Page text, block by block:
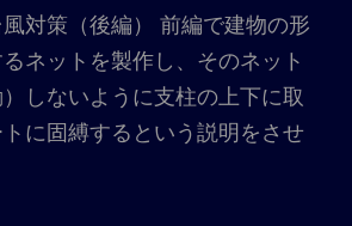
対策（後編） 前編で建物の形
ネットを製作し、そのネット
しないように支柱の上下に取
に固縛するという説明をさせ